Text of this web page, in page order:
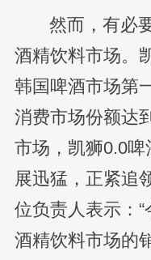
然而，有必
酒精饮料市场。
韩国啤酒市场第
消费市场份额达
市场，凯狮0.0
展迅猛，正紧追
位负责人表示：
酒精饮料市场的